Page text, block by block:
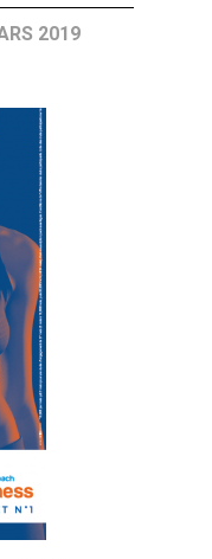
2019